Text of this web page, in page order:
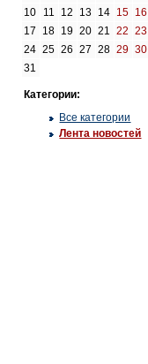
10
11 12 13 14 15 16
17
18 19 20 21 22
23
24 25 26 27 28 29 30
31
Категории:
Все категории
Лента новостей